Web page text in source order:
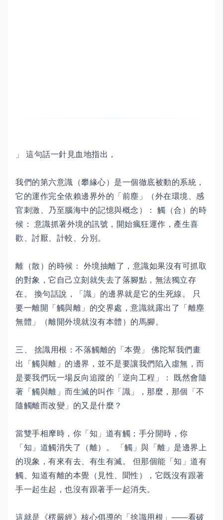
」 這句話一針見血地指出，
我們的第六意識（攀緣心）是一個徹底被動的系統，
它的運作完全依賴邊界外的「前塵」（外在環境、感
官刺激、乃至腦海中的記憶與概念）： 觸（合）的時
候： 意識抓著外境的訊號，開始瘋狂運作，產生喜
歡、討厭、計較、分別。
離（散）的時候： 外境抽離了，意識如果沒有可抓取
的對象，它自己立刻就失去了落腳點，無法獨立存
在。 換句話說，「識」的邊界就是它的生死線。 只
要一離開「觸與離」的交界處，意識就露出了「離塵
無體」（離開外境就沒有本體）的馬腳。
三、 捨識用根：不落觸離的「本覺」 佛陀幫我們畫
出「觸與離」的邊界，並不是要讓我們陷入虛無，而
是要我們玩一場反向追蹤的「逆向工程」： 既然會隨
著「觸與離」而生滅的叫作「識」，那麼，那個「不
隨觸離而改變」的又是什麼？
當雙手相摩時，你「知」道有觸；手分開時，你
「知」道觸消失了（離）。 「觸」與「離」是邊界上
的現象，有來有去、有生有滅。 但那個能「知」道有
觸、知道有離的本覺（見性、聞性），它既沒有跟著
手一起生起，也沒有跟著手一起消失。
這就是《楞嚴經》核心倡導的「捨識用根」——看破